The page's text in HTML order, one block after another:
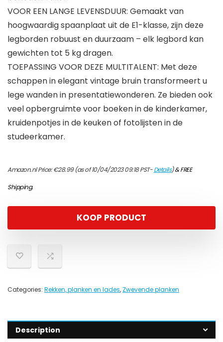
VOOR EEN LANGE LEVENSDUUR: Gemaakt van
hoogwaardig spaanplaat uit de E1-klasse, zijn deze
legborden robuust en duurzaam – elk legbord kan
gewichten tot 5 kg dragen.
TOEPASSING VOOR DEZE MULTITALENT: Met deze
schappen in elegant vintage bruin transformeert u
lege wanden in presentatiewonderen. Ze bieden ook
veel opbergruimte voor boeken in de kinderkamer,
kruidenpotjes in de keuken of fotolijsten in de
studeerkamer.
Amazon.nl Price:€28.99(as of 10/04/2023 09:18 PST-Details)&FREE
Shipping.
KOOP PRODUCT
Categories: Rekken, planken en lades, Zwevende planken
Description